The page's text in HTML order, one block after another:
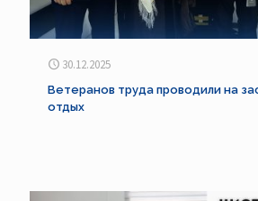
30.12.2025
Ветеранов труда проводили на
отдых